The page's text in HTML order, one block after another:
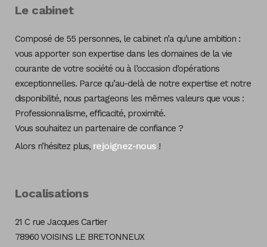
Le cabinet
Composé de 55 personnes, le cabinet n’a qu’une ambition :
vous apporter son expertise dans les domaines de la vie
courante de votre société ou à l’occasion d’opérations
exceptionnelles. Parce qu’au-delà de notre expertise et notre
disponibilité, nous partageons les mêmes valeurs que vous :
Professionnalisme, efficacité, proximité.
Vous souhaitez un partenaire de confiance ?
Alors n’hésitez plus, rejoignez-nous!
Localisations
21 C rue Jacques Cartier
78960 VOISINS LE BRETONNEUX